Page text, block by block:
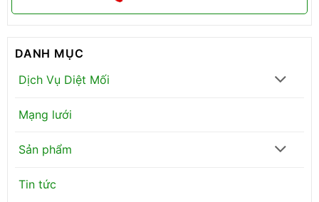
DANH MỤC
Dịch Vụ Diệt Mối
Mạng lưới
Sản phẩm
Tin tức